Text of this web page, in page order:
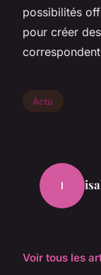
possibilités
pour créer
Actu
I
Voir tous les